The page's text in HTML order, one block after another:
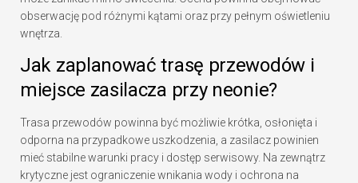
obserwację pod różnymi kątami oraz przy pełnym oświetleniu
wnętrza.
Jak zaplanować trasę przewodów i
miejsce zasilacza przy neonie?
Trasa przewodów powinna być możliwie krótka, osłonięta i
odporna na przypadkowe uszkodzenia, a zasilacz powinien
mieć stabilne warunki pracy i dostęp serwisowy. Na zewnątrz
krytyczne jest ograniczenie wnikania wody i ochrona na